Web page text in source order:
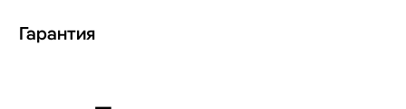
Гарантия